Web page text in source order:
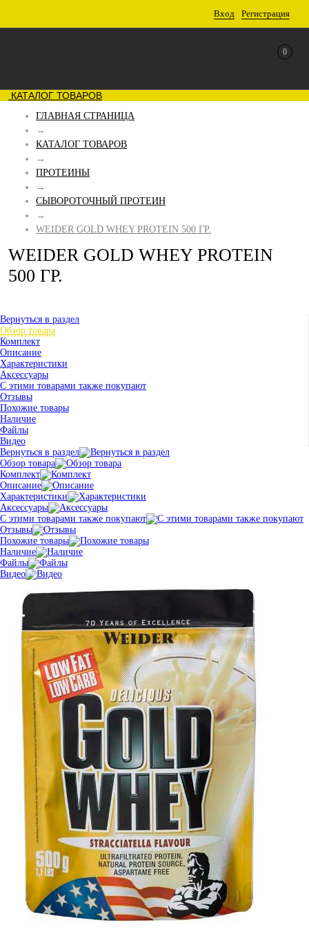
Вход Регистрация
0
КАТАЛОГ ТОВАРОВ
ГЛАВНАЯ СТРАНИЦА
→
КАТАЛОГ ТОВАРОВ
→
ПРОТЕИНЫ
→
СЫВОРОТОЧНЫЙ ПРОТЕИН
→
WEIDER GOLD WHEY PROTEIN 500 ГР.
WEIDER GOLD WHEY PROTEIN
500 ГР.
Вернуться в раздел
Обзор товара
Комплект
Описание
Характеристики
Аксессуары
С этими товарами также покупают
Отзывы
Похожие товары
Наличие
Файлы
Видео
Вернуться в раздел
Обзор товара
Комплект
Описание
Характеристики
Аксессуары
С этими товарами также покупают
Отзывы
Похожие товары
Наличие
Файлы
Видео